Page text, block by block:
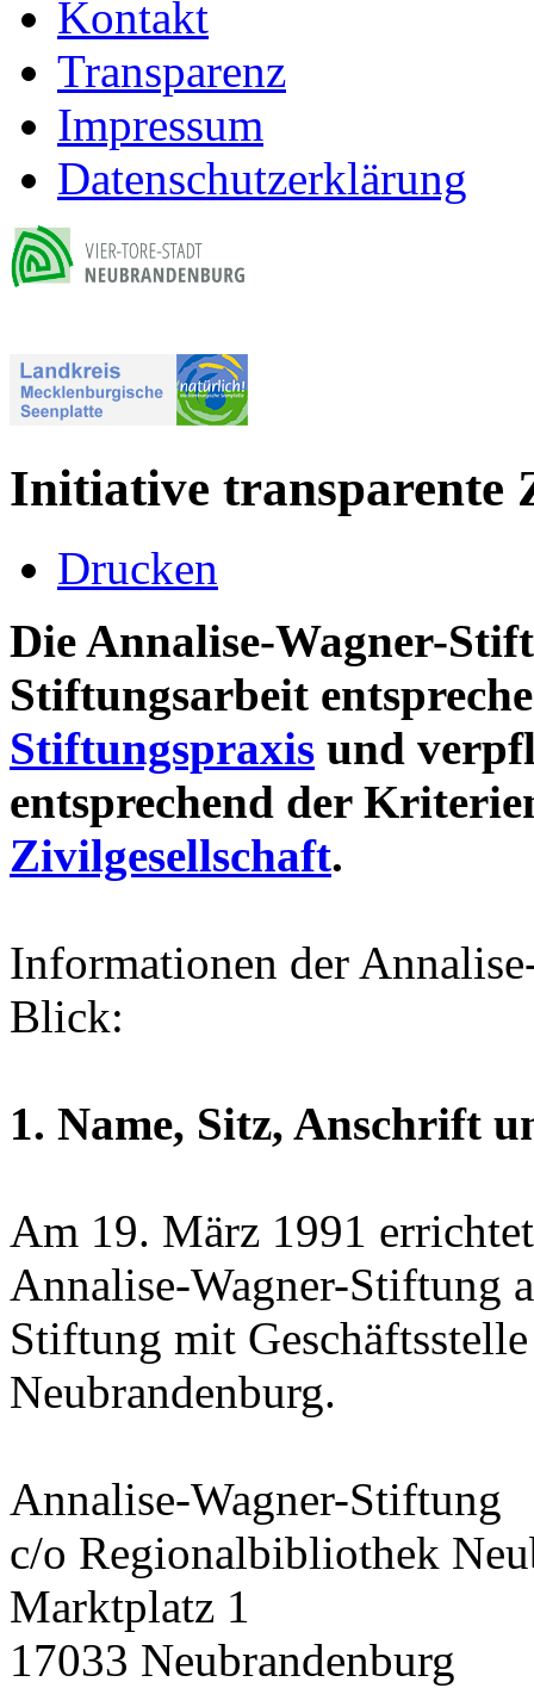
Kontakt
Transparenz
Impressum
Datenschutzerklärung
Initiative transparente
Drucken
Die Annalise-Wagner-
Stiftungsarbeit
Stiftungspraxis und
entsprechend der
Zivilgesellschaft.
Informationen der
Blick:
1. Name, Sitz, Anschrift
Am 19. März 1991
Annalise-Wagner-Stiftung
Stiftung mit
Neubrandenburg.
Annalise-Wagner-Stiftung
c/o Regionalbibliothek
Marktplatz 1
17033 Neubrandenburg